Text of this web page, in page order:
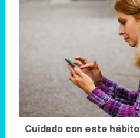
Cuidado con este hábito